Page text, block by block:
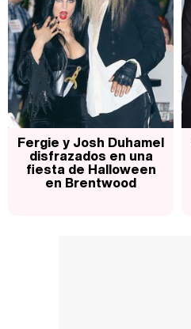
Fergie y Josh Duhamel
disfrazados en una
fiesta de Halloween
en Brentwood